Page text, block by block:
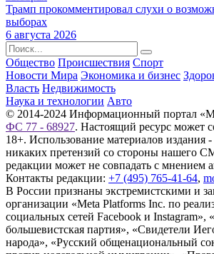
Трамп прокомментировал слухи о
выборах
6 августа 2026
Общество Происшествия Спорт
Новости Мира Экономика и бизнес
Власть Недвижимость
Наука и технологии Авто
© 2014-2024 Информационный портал
ФС 77 - 68927. Настоящий ресурс может
18+. Использование материалов издания
никаких претензий со стороны нашего
редакции может не совпадать с мнением
Контакты редакции: +7 (495) 765-41-64,
В России признаны экстремистскими и
организации «Meta Platforms Inc. по
социальных сетей Facebook и Instagram»,
большевистская партия», «Свидетели
народа», «Русский общенациональный